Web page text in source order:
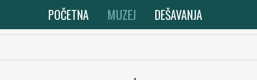
POČETNA MUZEJ DEŠAVANJA